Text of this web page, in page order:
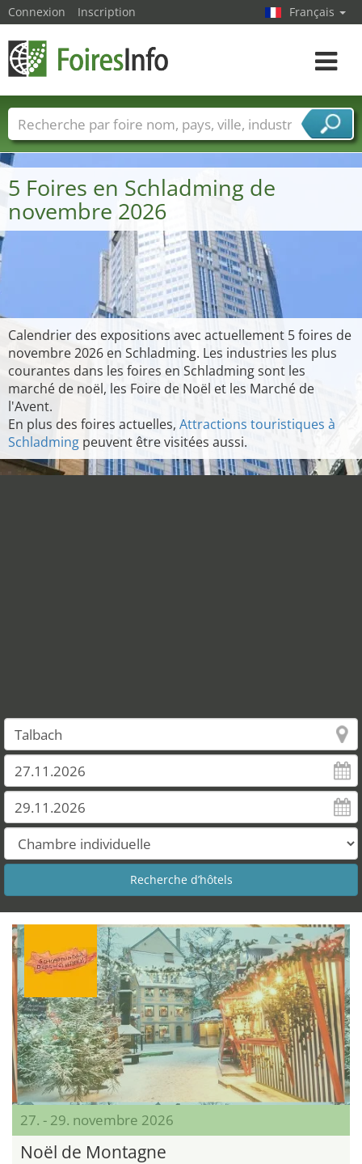
5 Foires en Schladming de
novembre 2026
Calendrier des expositions avec actuellement 5 foires de
novembre 2026 en Schladming. Les industries les plus
courantes dans les foires en Schladming sont les
marché de noël, les Foire de Noël et les Marché de
l'Avent.
En plus des foires actuelles, Attractions touristiques à
Schladming peuvent être visitées aussi.
27. - 29. novembre 2026
Noël de Montagne
Connexion Inscription Français
Toggle
Foire noms Pays Villes
Secteurs de foire
Secteurs du fournisseur de services